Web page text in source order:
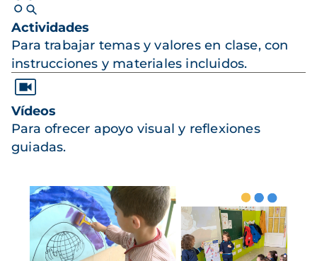
Actividades
Para trabajar temas y valores en clase, con
instrucciones y materiales incluidos.
Vídeos
Para ofrecer apoyo visual y reflexiones
guiadas.